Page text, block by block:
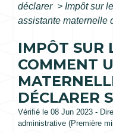
déclarer > Impôt sur
assistante maternelle
IMPÔT SUR
COMMENT
DÉCLARER
Vérifié le 08 Jun 2023 -
administrative (Première